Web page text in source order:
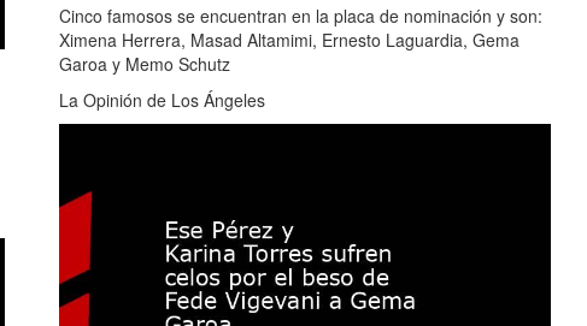
Cinco famosos se encuentran en la placa de nominación y son:
Ximena Herrera, Masad Altamimi, Ernesto Laguardia, Gema
Garoa y Memo Schutz
La Opinión de Los Ángeles